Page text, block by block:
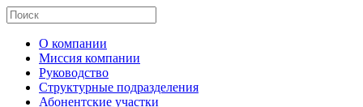
О компании
Миссия компании
Руководство
Структурные подразделения
Абонентские участки